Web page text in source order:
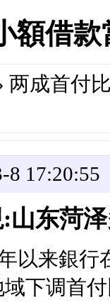
額借
两成首付
8 17:20:55
山东菏
以来銀
下调首